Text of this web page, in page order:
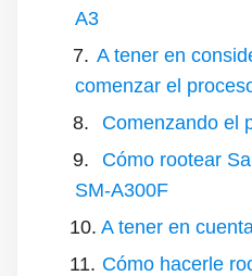
A3
A tener en
comenzar el
Comenzando el
Cómo rootear
SM-A300F
A tener en
Cómo hacerle